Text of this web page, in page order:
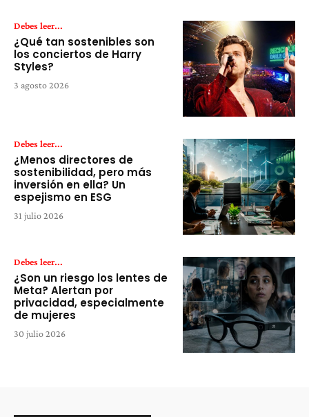
Debes leer...
¿Qué tan sostenibles son
los conciertos de Harry
Styles?
3 agosto 2026
Debes leer...
¿Menos directores de
sostenibilidad, pero más
inversión en ella? Un
espejismo en ESG
31 julio 2026
Debes leer...
¿Son un riesgo los lentes de
Meta? Alertan por
privacidad, especialmente
de mujeres
30 julio 2026